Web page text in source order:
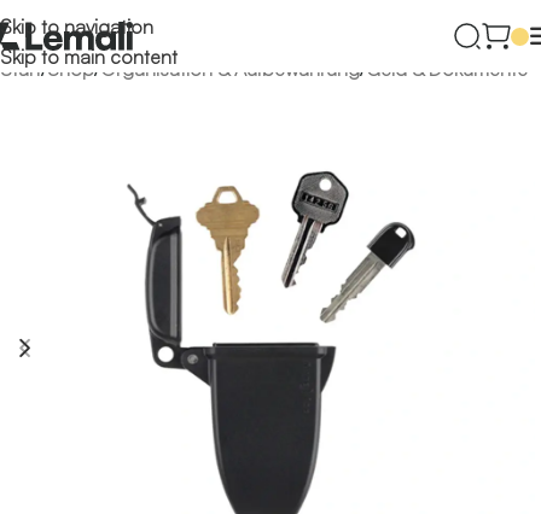
Skip to navigation
Skip to main content
Start/Shop/ Organisation & Aufbewahrung/ Geld & Dokumente